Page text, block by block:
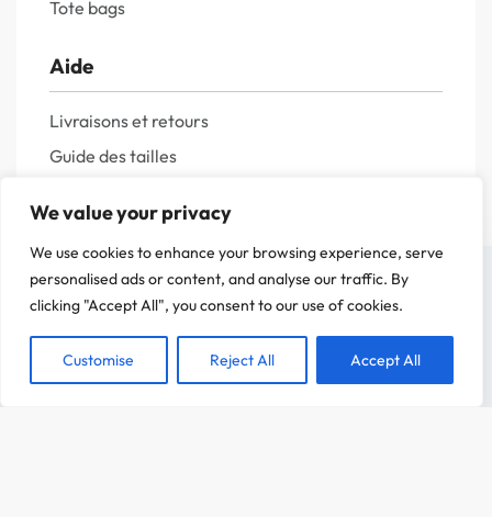
We value your privacy
We use cookies to enhance your browsing experience, serve
personalised ads or content, and analyse our traffic. By
clicking "Accept All", you consent to our use of cookies.
Customise Reject All Accept All
Tote bags
Aide
Livraisons et retours
Guide des tailles
Politique de confidentialité
Mentions légales
CHOIX DES OPTIONS 19,99€
On a attendu d'être sûr que le contenu de notre site vous intéresse avant de
C'est OK pour vous ?
ACCEPTER